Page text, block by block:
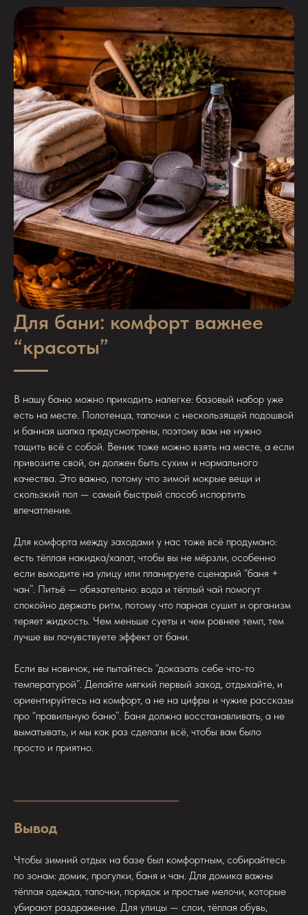
Для бани: комфорт важнее
“красоты”
В нашу баню можно приходить налегке: базовый набор уже
есть на месте. Полотенца, тапочки с нескользящей подошвой
и банная шапка предусмотрены, поэтому вам не нужно
тащить всё с собой. Веник тоже можно взять на месте, а если
привозите свой, он должен быть сухим и нормального
качества. Это важно, потому что зимой мокрые вещи и
скользкий пол — самый быстрый способ испортить
впечатление.
Для комфорта между заходами у нас тоже всё продумано:
есть тёплая накидка/халат, чтобы вы не мёрзли, особенно
если выходите на улицу или планируете сценарий “баня +
чан”. Питьё — обязательно: вода и тёплый чай помогут
спокойно держать ритм, потому что парная сушит и организм
теряет жидкость. Чем меньше суеты и чем ровнее темп, тем
лучше вы почувствуете эффект от бани.
Если вы новичок, не пытайтесь “доказать себе что-то
температурой”. Делайте мягкий первый заход, отдыхайте, и
ориентируйтесь на комфорт, а не на цифры и чужие рассказы
про “правильную баню”. Баня должна восстанавливать, а не
выматывать, и мы как раз сделали всё, чтобы вам было
просто и приятно.
Вывод
Чтобы зимний отдых на базе был комфортным, собирайтесь
по зонам: домик, прогулки, баня и чан. Для домика важны
тёплая одежда, тапочки, порядок и простые мелочи, которые
убирают раздражение. Для улицы — слои, тёплая обувь,